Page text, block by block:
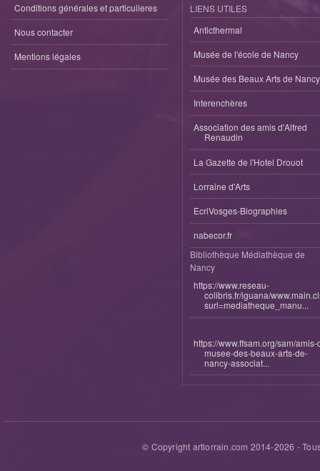
Conditions générales et particulieres
Nous contacter
Mentions légales
LIENS UTILES
Anticthermal
Musée de l'école de Nancy
Musée des Beaux Arts de Nancy
Interenchères
Association des amis d'Alfred
Renaudin
La Gazette de l'Hotel Drouot
Lorraine d'Arts
EcriVosges-Biographies
nabecor.fr
Bibliothèque Médiathèque de
Nancy
https://www.reseau-
colibris.fr/iguana/
surl=mediatheque_manu...
https://www.ffsam.org/sam/amis-
musee-des-beaux-arts-de-
nancy-associat...
© Copyright artlorrain.com 2014-2026 -